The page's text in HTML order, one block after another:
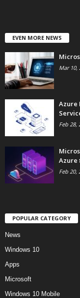
EVEN MORE NEWS
Mar 10,
Azure
Feb 28,
Azure
Feb 20,
POPULAR CATEGORY
News
Windows 10
Apps
Microsoft
Windows 10 Mobile